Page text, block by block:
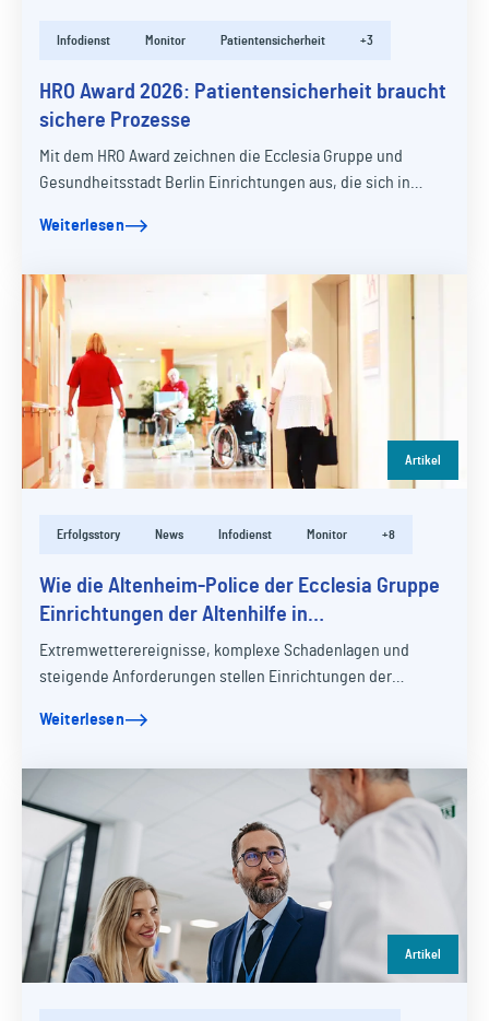
Infodienst Monitor Patientensicherheit +3
HRO Award 2026: Patientensicherheit braucht
sichere Prozesse
Mit dem HRO Award zeichnen die Ecclesia Gruppe und
Gesundheitsstadt Berlin Einrichtungen aus, die sich in
Weiterlesen
Artikel
Erfolgsstory News Infodienst Monitor +8
Wie die Altenheim-Police der Ecclesia Gruppe
Einrichtungen der Altenhilfe in
Krisensituationen unterstützt
Extremwetterereignisse, komplexe Schadenlagen und
steigende Anforderungen stellen Einrichtungen der
Weiterlesen
Artikel